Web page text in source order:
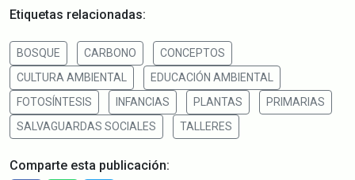
Etiquetas relacionadas:
BOSQUE CARBONO
CONCEPTOS
CULTURA AMBIENTAL
EDUCACIÓN AMBIENTAL
FOTOSÍNTESIS
INFANCIAS PLANTAS
PRIMARIAS
SALVAGUARDAS SOCIALES
TALLERES
Comparte esta publicación: